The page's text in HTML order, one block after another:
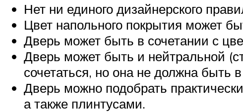
Нет ни единого дизайнерского
Цвет напольного покрытия может
Дверь может быть в сочетании с
Дверь может быть и нейтральной
сочетаться, но она не должна быть
Дверь можно подобрать
а также плинтусами.